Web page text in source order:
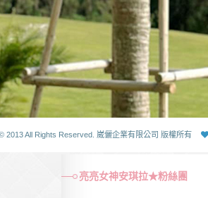
2013 All Rights Reserved. 崴儷企業有限公司 版權所有
亮亮女神安琪拉★粉絲團